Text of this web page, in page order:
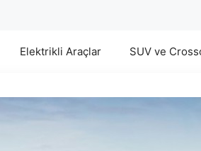
Elektrikli Araçlar SUV ve